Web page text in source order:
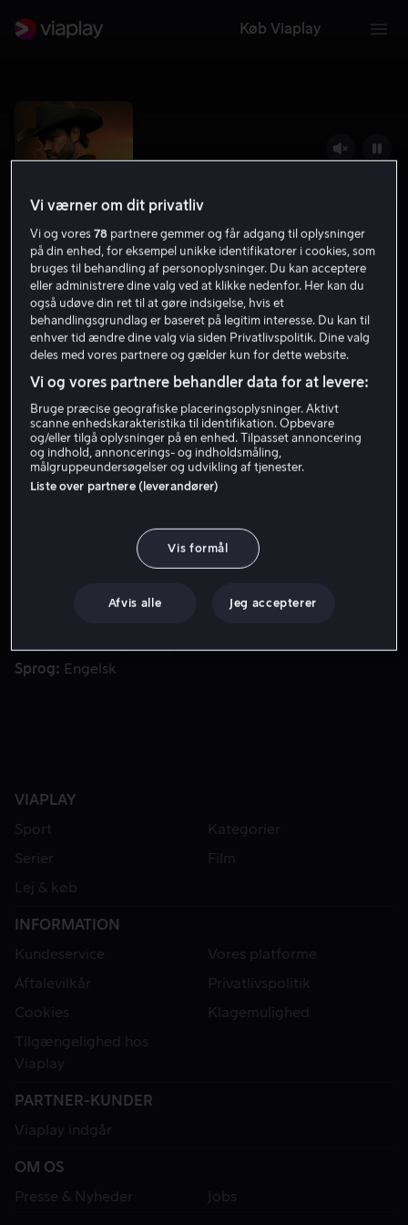
Køb Viaplay
Walker
6.2 Drama Krimi 2024 15 år
Få Viaplay
Cordell Walker, enkemand og familiefar med sit eget
Cordell Walker, enkemand og familiefar med sit eget
undercover i to år – hvor han bliver mistænksom over
for omstændighederne ved sin kones død.
Jared Padalecki Lindsey Morgan
Instruktør
Anna Fricke
Sprog
Engelsk
VIAPLAY
Sport
Kategorier
Serier
Film
Lej & køb
INFORMATION
Kundeservice
Vores platforme
Aftalevilkår
Privatlivspolitik
Cookies
Klagemulighed
Tilgængelighed hos
Viaplay
PARTNER-KUNDER
Viaplay indgår
OM OS
Presse & Nyheder
Jobs
Vi værner om dit privatliv
Vi og vores78 partnere gemmer og får adgang til oplysninger
på din enhed, for eksempel unikke identifikatorer i cookies, som
bruges til behandling af personoplysninger. Du kan acceptere
eller administrere dine valg ved at klikke nedenfor. Her kan du
også udøve din ret til at gøre indsigelse, hvis et
behandlingsgrundlag er baseret på legitim interesse. Du kan til
enhver tid ændre dine valg via siden Privatlivspolitik. Dine valg
deles med vores partnere og gælder kun for dette website.
Vi og vores partnere behandler data for at levere:
Bruge præcise geografiske placeringsoplysninger. Aktivt
scanne enhedskarakteristika til identifikation. Opbevare
og/eller tilgå oplysninger på en enhed. Tilpasset annoncering
og indhold, annoncerings- og indholdsmåling,
målgruppeundersøgelser og udvikling af tjenester.
Liste over partnere (leverandører)
Vis formål
Afvis alle Jeg accepterer